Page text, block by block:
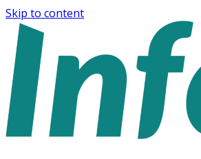
Skip to content